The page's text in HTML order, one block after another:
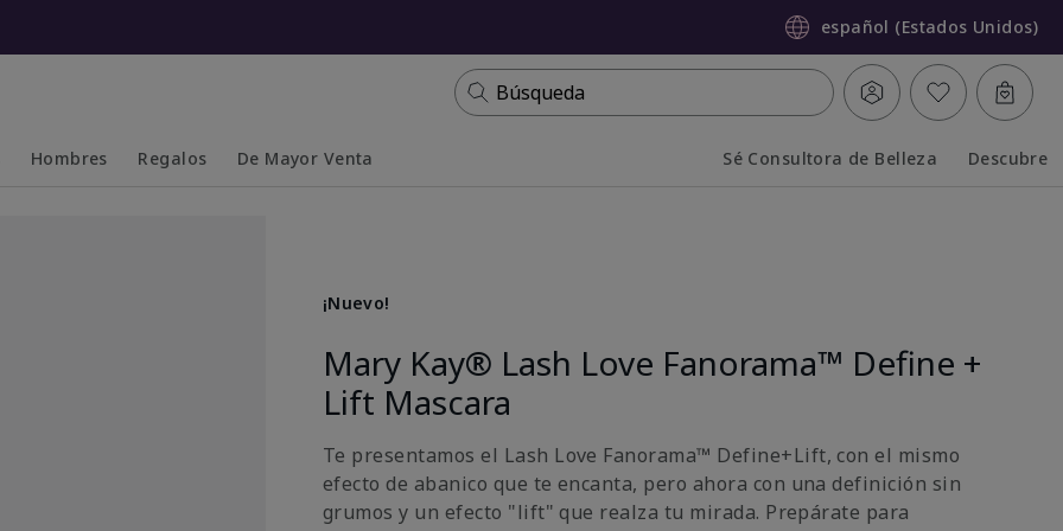
español (Estados Unidos)
Búsqueda
Hombres Regalos De Mayor Venta Sé Consultora de Belleza Descubre
¡Nuevo!
Mary Kay® Lash Love Fanorama™ Define +
Lift Mascara
Te presentamos el Lash Love Fanorama™ Define+Lift, con el mismo
efecto de abanico que te encanta, pero ahora con una definición sin
grumos y un efecto "lift" que realza tu mirada. Prepárate para